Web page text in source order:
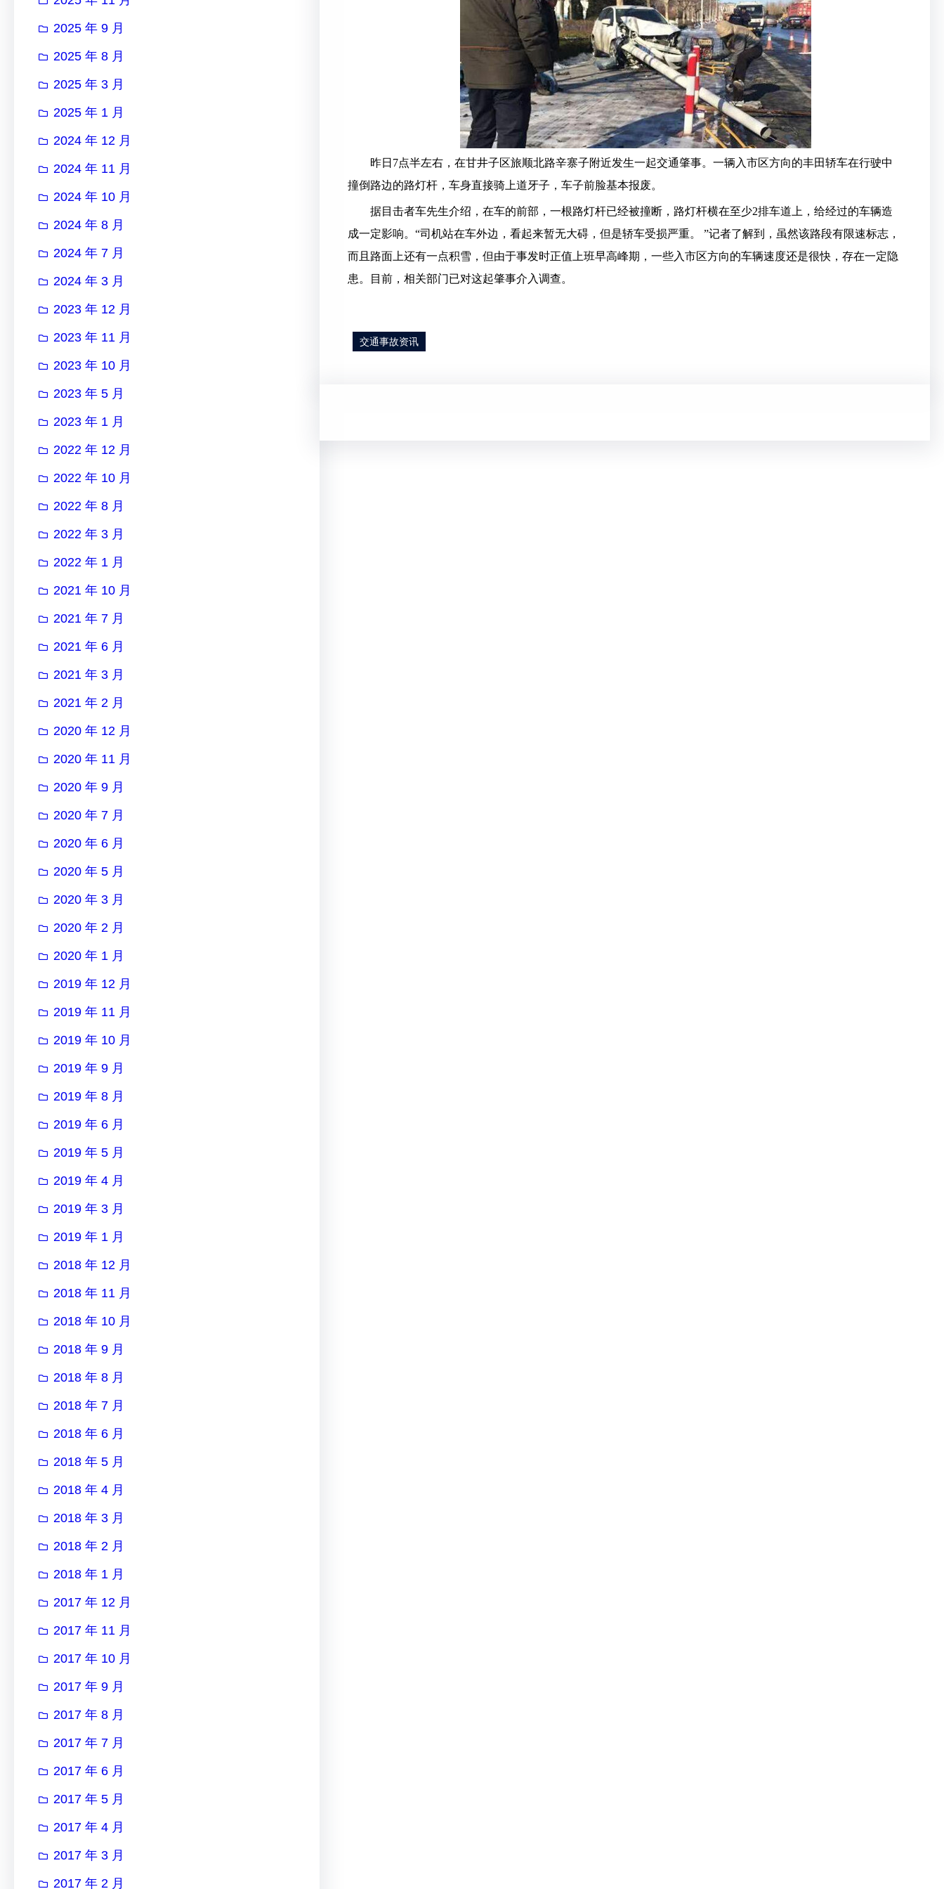
2025 年 9 月
2025 年 8 月
2025 年 3 月
2025 年 1 月
2024 年 12 月
2024 年 11 月
2024 年 10 月
2024 年 8 月
2024 年 7 月
2024 年 3 月
2023 年 12 月
2023 年 11 月
2023 年 10 月
2023 年 5 月
2023 年 1 月
2022 年 12 月
2022 年 10 月
2022 年 8 月
2022 年 3 月
2022 年 1 月
2021 年 10 月
2021 年 7 月
2021 年 6 月
2021 年 3 月
2021 年 2 月
2020 年 12 月
2020 年 11 月
2020 年 9 月
2020 年 7 月
2020 年 6 月
2020 年 5 月
2020 年 3 月
2020 年 2 月
2020 年 1 月
2019 年 12 月
2019 年 11 月
2019 年 10 月
2019 年 9 月
2019 年 8 月
2019 年 6 月
2019 年 5 月
2019 年 4 月
2019 年 3 月
2019 年 1 月
2018 年 12 月
2018 年 11 月
2018 年 10 月
2018 年 9 月
2018 年 8 月
2018 年 7 月
2018 年 6 月
2018 年 5 月
2018 年 4 月
2018 年 3 月
2018 年 2 月
2018 年 1 月
2017 年 12 月
2017 年 11 月
2017 年 10 月
2017 年 9 月
2017 年 8 月
2017 年 7 月
2017 年 6 月
2017 年 5 月
2017 年 4 月
2017 年 3 月
2017 年 2 月
昨日7点半左右，在甘井子区旅顺北路辛寨子附近发生一起交通肇事。一辆入市区方向的丰田轿车在行驶中
撞倒路边的路灯杆，车身直接骑上道牙子，车子前脸基本报废。
据目击者车先生介绍，在车的前部，一根路灯杆已经被撞断，路灯杆横在至少2排车道上，给经过的车辆造
成一定影响。“司机站在车外边，看起来暂无大碍，但是轿车受损严重。 ”记者了解到，虽然该路段有限速标志，
而且路面上还有一点积雪，但由于事发时正值上班早高峰期，一些入市区方向的车辆速度还是很快，存在一定隐
患。目前，相关部门已对这起肇事介入调查。
交通事故资讯